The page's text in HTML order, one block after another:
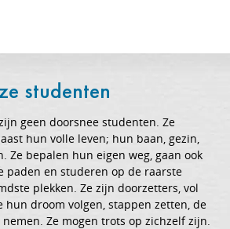
studenten
geen doorsnee studenten. Ze
hun volle leven; hun baan, gezin,
Ze bepalen hun eigen weg, gaan ook
paden en studeren op de raarste
plekken. Ze zijn doorzetters, vol
hun droom volgen, stappen zetten, de
Ze mogen trots op zichzelf zijn.